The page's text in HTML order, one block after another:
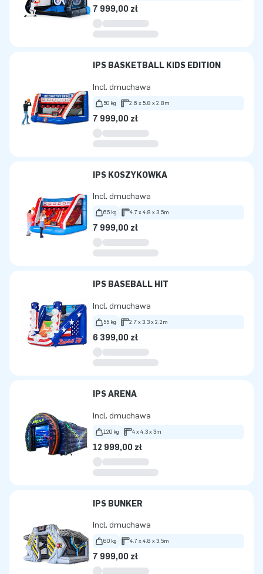
7 999,00 zł
IPS BASKETBALL KIDS EDITION
Incl. dmuchawa
50 kg 2.6 x 5.8 x 2.8m
7 999,00 zł
IPS KOSZYKÓWKA
Incl. dmuchawa
65 kg 4.7 x 4.8 x 3.5m
7 999,00 zł
IPS BASEBALL HIT
Incl. dmuchawa
55 kg 2.7 x 3.3 x 2.2m
6 399,00 zł
IPS ARENA
Incl. dmuchawa
120 kg 4 x 4.3 x 3m
12 999,00 zł
IPS BUNKER
Incl. dmuchawa
60 kg 4.7 x 4.8 x 3.5m
7 999,00 zł